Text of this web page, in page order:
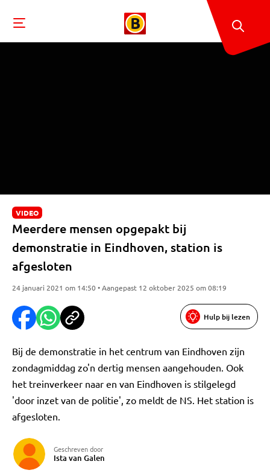
VIDEO
Meerdere mensen opgepakt bij
demonstratie in Eindhoven, station is
afgesloten
24 januari 2021 om 14:50 • Aangepast 12 oktober 2025 om 08:19
Hulp bij lezen
Bij de demonstratie in het centrum van Eindhoven zijn
zondagmiddag zo'n dertig mensen aangehouden. Ook
het treinverkeer naar en van Eindhoven is stilgelegd
'door inzet van de politie', zo meldt de NS. Het station is
afgesloten.
Geschreven door
Ista van Galen